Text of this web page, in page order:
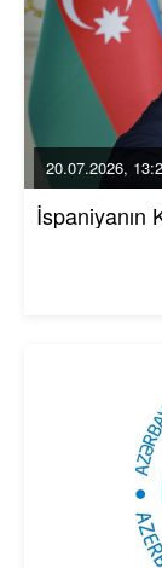
20.07.2026,
İspaniyanın